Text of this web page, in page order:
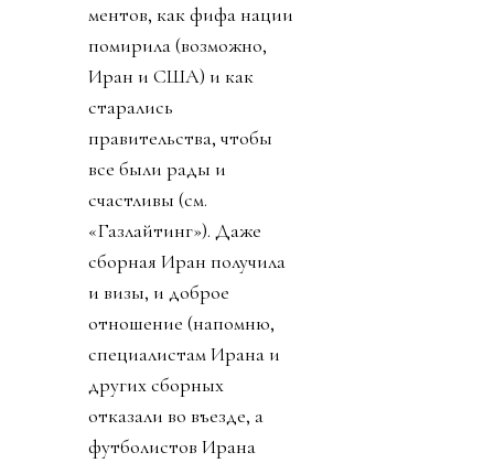
ментов, как фифа нации
помирила (возможно,
Иран и США) и как
старались
правительства, чтобы
все были рады и
счастливы (см.
«Газлайтинг»). Даже
сборная Иран получила
и визы, и доброе
отношение (напомню,
специалистам Ирана и
других сборных
отказали во въезде, а
футболистов Ирана